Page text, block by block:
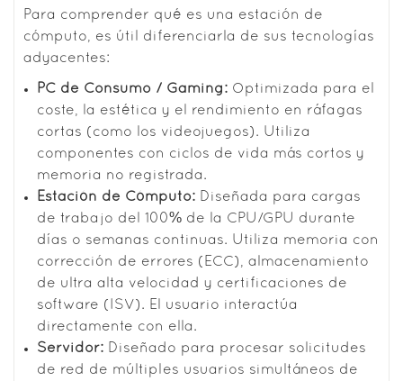
Para comprender qué es una estación de
cómputo, es útil diferenciarla de sus tecnologías
adyacentes:
PC de Consumo / Gaming: Optimizada para el
coste, la estética y el rendimiento en ráfagas
cortas (como los videojuegos). Utiliza
componentes con ciclos de vida más cortos y
memoria no registrada.
Estación de Cómputo: Diseñada para cargas
de trabajo del 100% de la CPU/GPU durante
días o semanas continuas. Utiliza memoria con
corrección de errores (ECC), almacenamiento
de ultra alta velocidad y certificaciones de
software (ISV). El usuario interactúa
directamente con ella.
Servidor: Diseñado para procesar solicitudes
de red de múltiples usuarios simultáneos de